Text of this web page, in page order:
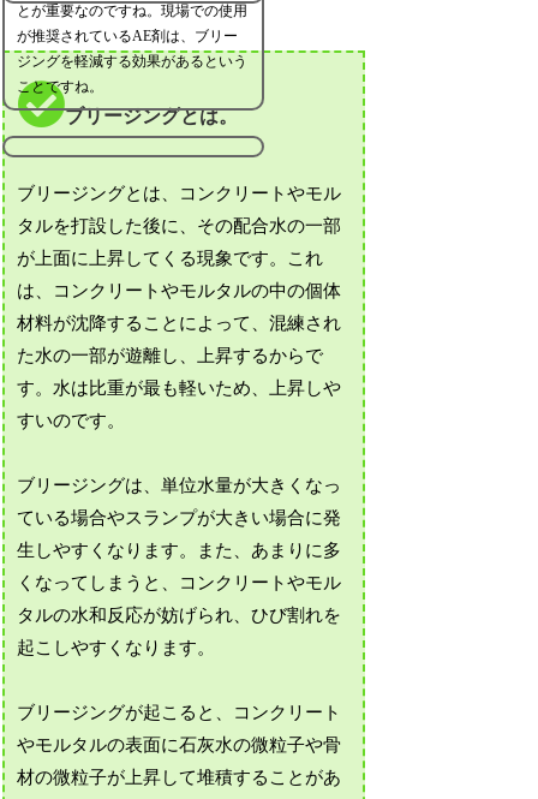
とが重要なのですね。現場での使用
が推奨されているAE剤は、ブリー
ジングを軽減する効果があるという
ことですね。
ブリージングとは。
ブリージングとは、コンクリートやモル
タルを打設した後に、その配合水の一部
が上面に上昇してくる現象です。これ
は、コンクリートやモルタルの中の個体
材料が沈降することによって、混練され
た水の一部が遊離し、上昇するからで
す。水は比重が最も軽いため、上昇しや
すいのです。
ブリージングは、単位水量が大きくなっ
ている場合やスランプが大きい場合に発
生しやすくなります。また、あまりに多
くなってしまうと、コンクリートやモル
タルの水和反応が妨げられ、ひび割れを
起こしやすくなります。
ブリージングが起こると、コンクリート
やモルタルの表面に石灰水の微粒子や骨
材の微粒子が上昇して堆積することがあ